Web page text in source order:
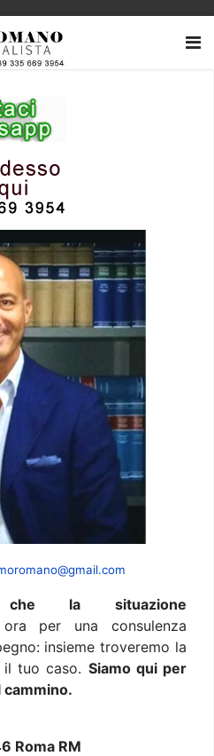
la situazione
per una consulenza
insieme troveremo la
il tuo caso. Siamo qui per
cammino.
Roma RM